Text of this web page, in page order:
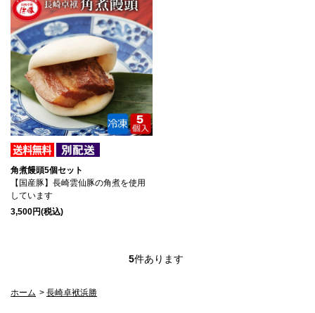
角煮饅頭5個セット
【国産豚】長崎雲仙豚の角煮を使用
しています
3,500円(税込)
5件あります
ホーム > 長崎卓袱浜勝